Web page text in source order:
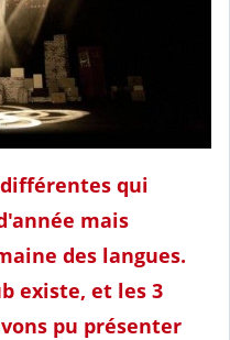
qui
mais
des langues.
existe, et les 3
pu présenter